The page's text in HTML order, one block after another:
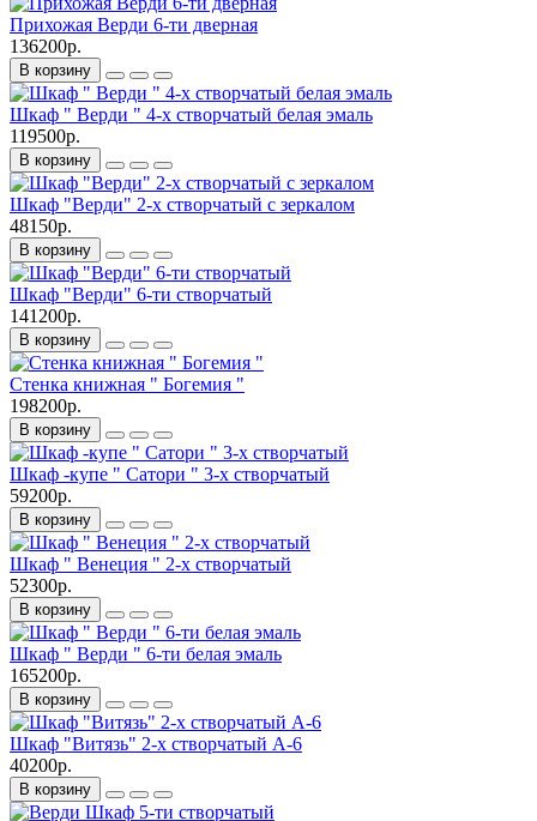
Прихожая Верди 6-ти дверная
136200р.
В корзину
Шкаф " Верди " 4-х створчатый белая эмаль
119500р.
В корзину
Шкаф "Верди" 2-х створчатый с зеркалом
48150р.
В корзину
Шкаф "Верди" 6-ти створчатый
141200р.
В корзину
Стенка книжная " Богемия "
198200р.
В корзину
Шкаф -купе " Сатори " 3-х створчатый
59200р.
В корзину
Шкаф " Венеция " 2-х створчатый
52300р.
В корзину
Шкаф " Верди " 6-ти белая эмаль
165200р.
В корзину
Шкаф "Витязь" 2-х створчатый А-6
40200р.
В корзину